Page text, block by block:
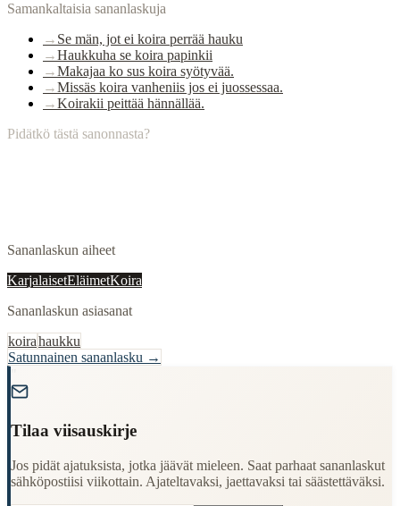
Samankaltaisia sananlaskuja
→ Se män, jot ei koira perrää hauku
→Haukkuha se koira papinkii
→Makajaa ko sus koira syötyvää.
→Missäs koira vanheniis jos ei juossessaa.
→Koirakii peittää hännällää.
Pidätkö tästä sanonnasta?
Sananlaskun aiheet
KarjalaisetEläimetKoira
Sananlaskun asiasanat
koirahaukku
Satunnainen sananlasku →
Tilaa viisauskirje
Jos pidät ajatuksista, jotka jäävät mieleen. Saat parhaat sananlaskut
sähköpostiisi viikottain. Ajateltavaksi, jaettavaksi tai säästettäväksi.